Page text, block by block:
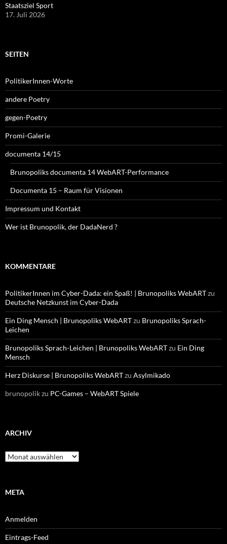
Staatsziel Sport
17. Juli 2026
SEITEN
PolitikerInnen-Worte
andere Poetry
gegen-Poetry
Promi-Galerie
documenta 14/15
Brunopoliks documenta 14 WebART-Performance
Documenta 15 – Raum für Visionen
Impressum und Kontakt
Wer ist Brunopolik, der DadaNerd ?
KOMMENTARE
PolitikerInnen im Cyber-Dada: ein Spaß! | Brunopoliks WebARTzu
Deutsche Netzkunst im Cyber-Dada
Ein Ding Mensch | Brunopoliks WebARTzu Brunopoliks Sprach-
Leichen
Brunopoliks Sprach-Leichen | Brunopoliks WebARTzu Ein Ding
Mensch
Herz Diskurse | Brunopoliks WebARTzu Asylmikado
brunopolikzu PC-Games – WebART Spiele
ARCHIV
Archiv
META
Anmelden
Eintrags-Feed